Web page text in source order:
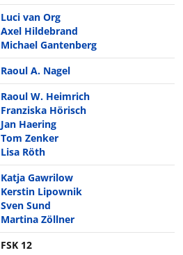
Luci van Org
Axel Hildebrand
Michael Gantenberg
Raoul A. Nagel
Raoul W. Heimrich
Franziska Hörisch
Jan Haering
Tom Zenker
Lisa Röth
Katja Gawrilow
Kerstin Lipownik
Sven Sund
Martina Zöllner
FSK 12